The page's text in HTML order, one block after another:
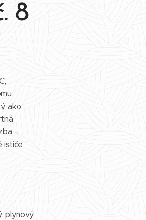
8
ako
–
ističe
plynový